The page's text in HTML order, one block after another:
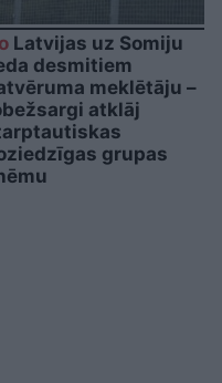
Latvijas uz Somiju
desmitiem
meklētāju –
atklāj
grupas